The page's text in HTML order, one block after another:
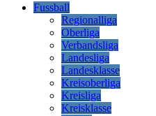
Fussball
Regionalliga
Oberliga
Verbandsliga
Landesliga
Landesklasse
Kreisoberliga
Kreisliga
Kreisklasse